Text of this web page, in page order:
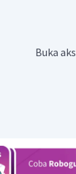
sebab itu,
Buka